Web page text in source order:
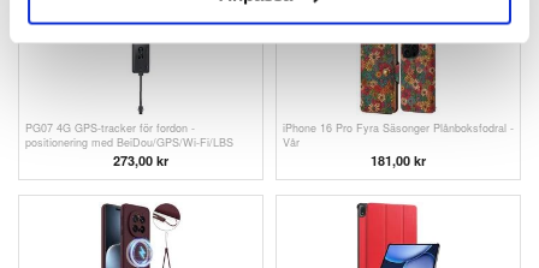
PG07 4G GPS-tracker för fordon -
positionering med BeiDou/GPS/Wi-Fi/LBS
273,00 kr
iPhone 16 Pro Fyra Säsonger Plånboksfodral -
Vår
181,00 kr